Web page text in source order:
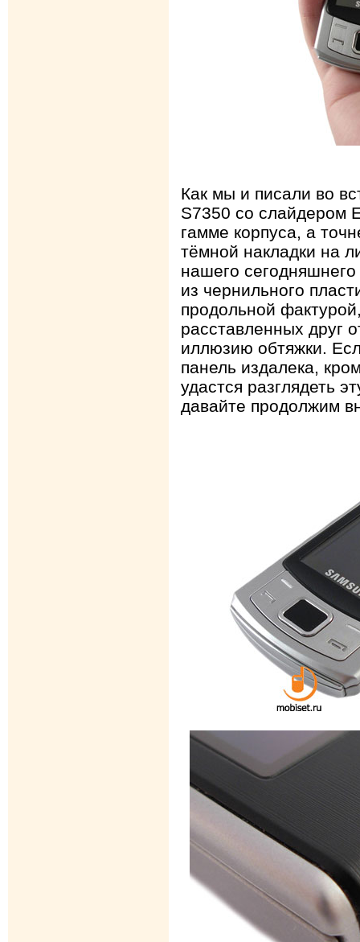
Как мы и писали во
S7350 со слайдером
гамме корпуса, а
тёмной накладки на
нашего
из чернильного
продольной
расставленных друг
иллюзию обтяжки.
панель издалека,
удастся разглядеть
давайте продолжим